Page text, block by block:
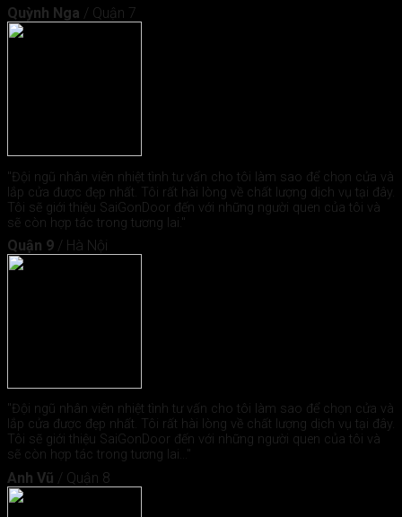
Quỳnh Nga / Quận 7
"Đội ngũ nhân viên nhiệt tình tư vấn cho tôi làm sao để chọn cửa và
lắp cửa được đẹp nhất. Tôi rất hài lòng về chất lượng dịch vụ tại đây.
Tôi sẽ giới thiệu SaiGonDoor đến với những người quen của tôi và
sẽ còn hợp tác trong tương lai."
Quận 9 / Hà Nội
"Đội ngũ nhân viên nhiệt tình tư vấn cho tôi làm sao để chọn cửa và
lắp cửa được đẹp nhất. Tôi rất hài lòng về chất lượng dịch vụ tại đây.
Tôi sẽ giới thiệu SaiGonDoor đến với những người quen của tôi và
sẽ còn hợp tác trong tương lai..."
Anh Vũ / Quận 8